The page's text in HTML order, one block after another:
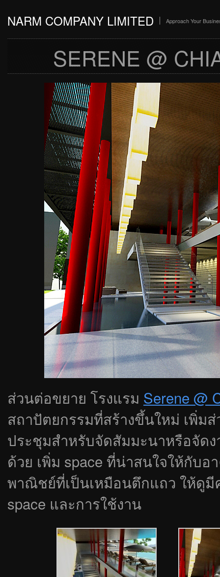
NARM COMPANY LIMITED Approach Your
SERENE @
ส่วนต่อขยาย โรงแรม Serene @
สถาปัตยกรรมที่สร้างขึ้นใหม่ เพิ่ม
ประชุมสำหรับจัดสัมมะนาหรือจัดง
ด้วย เพิ่ม space ที่น่าสนใจให้กับอ
พาณิชย์ที่เป็นเหมือนตึกแถว ให้ดู
space และการใช้งาน